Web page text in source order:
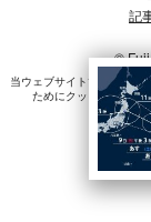
記
© Fuji
当ウェブサイトでは、ユー
ためにクッキーを使⽤